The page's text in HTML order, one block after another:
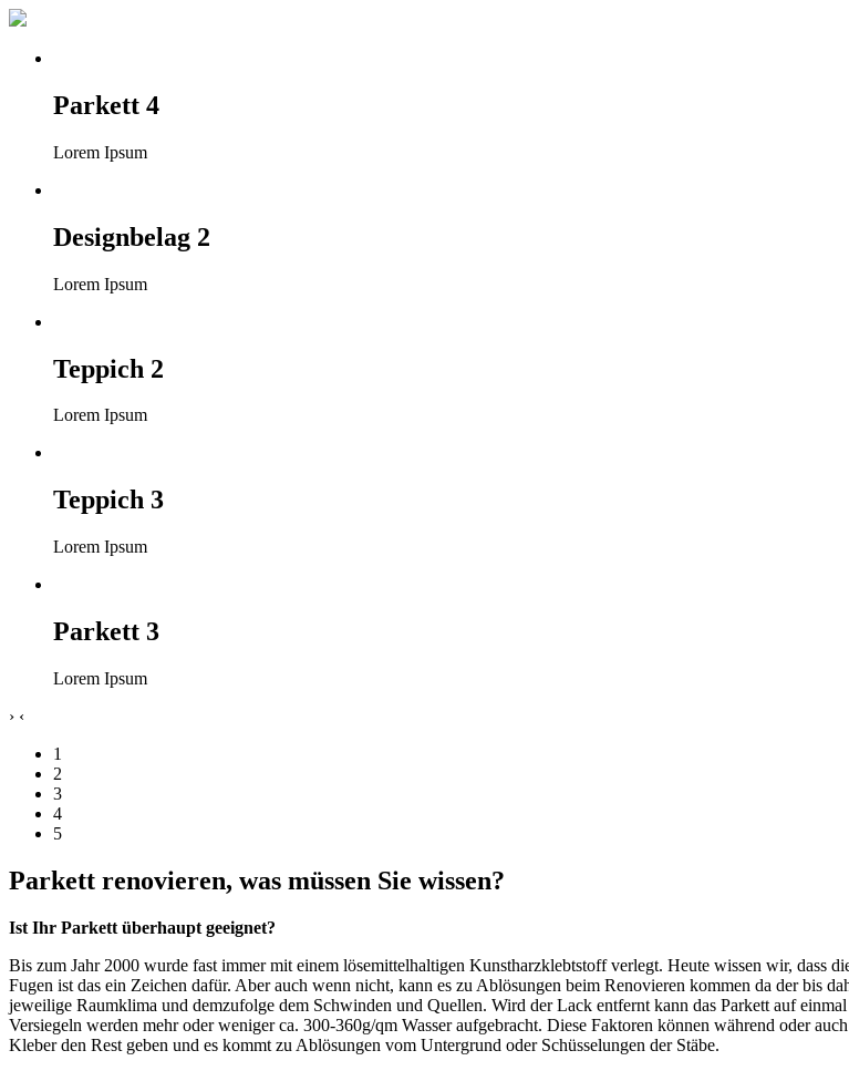
Parkett 4
Lorem Ipsum
Designbelag 2
Lorem Ipsum
Teppich 2
Lorem Ipsum
Teppich 3
Lorem Ipsum
Parkett 3
Lorem Ipsum
› ‹
1
2
3
4
5
Parkett renovieren, was müssen Sie wissen?
Ist Ihr Parkett überhaupt geeignet?
Bis zum Jahr 2000 wurde fast immer mit einem lösemittelhaltigen Kunstharzklebtstoff verlegt. Heute wissen wir, dass
Fugen ist das ein Zeichen dafür. Aber auch wenn nicht, kann es zu Ablösungen beim Renovieren kommen da der bis
jeweilige Raumklima und demzufolge dem Schwinden und Quellen. Wird der Lack entfernt kann das Parkett auf
Versiegeln werden mehr oder weniger ca. 300-360g/qm Wasser aufgebracht. Diese Faktoren können während oder
Kleber den Rest geben und es kommt zu Ablösungen vom Untergrund oder Schüsselungen der Stäbe.